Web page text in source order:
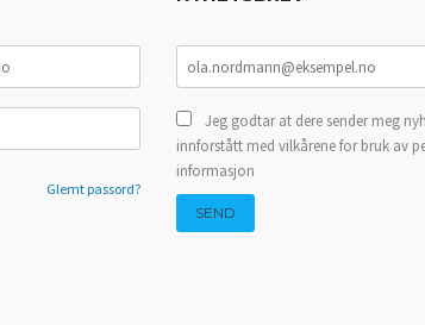
Glemt passord?
Jeg godtar at dere sender meg
innforstått med vilkårene for bruk av
informasjon